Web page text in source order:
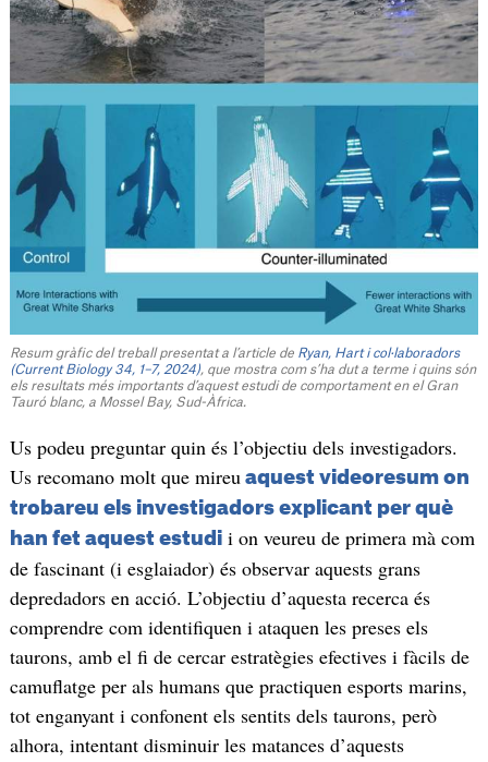
Resum gràfic del treball presentat a l’article de Ryan, Hart i col·laboradors
(Current Biology 34, 1–7, 2024), que mostra com s’ha dut a terme i quins són
els resultats més importants d’aquest estudi de comportament en el Gran
Tauró blanc, a Mossel Bay, Sud-Àfrica.
Us podeu preguntar quin és l’objectiu dels investigadors.
Us recomano molt que mireu aquest videoresum on
trobareu els investigadors explicant per què
han fet aquest estudii on veureu de primera mà com
de fascinant (i esglaiador) és observar aquests grans
depredadors en acció. L’objectiu d’aquesta recerca és
comprendre com identifiquen i ataquen les preses els
taurons, amb el fi de cercar estratègies efectives i fàcils de
camuflatge per als humans que practiquen esports marins,
tot enganyant i confonent els sentits dels taurons, però
alhora, intentant disminuir les matances d’aquests